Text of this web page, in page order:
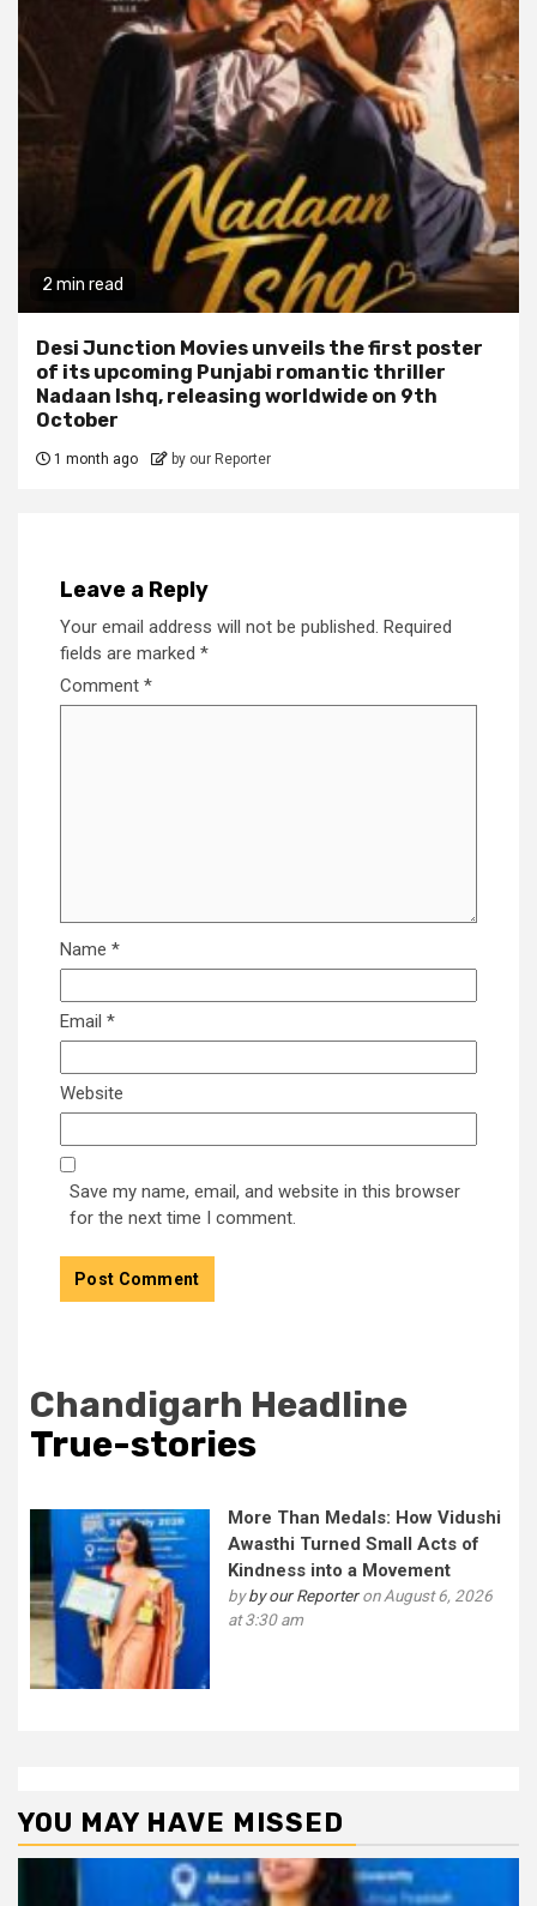
2 min read
Desi Junction Movies unveils the first poster
of its upcoming Punjabi romantic thriller
Nadaan Ishq, releasing worldwide on 9th
October
1 month ago by our Reporter
Leave a Reply
Your email address will not be published. Required
fields are marked *
Comment *
Name *
Email *
Website
Save my name, email, and website in this browser
for the next time I comment.
Chandigarh Headline
True-stories
More Than Medals: How Vidushi
Awasthi Turned Small Acts of
Kindness into a Movement
byby our Reporteron August 6, 2026
at 3:30 am
YOU MAY HAVE MISSED